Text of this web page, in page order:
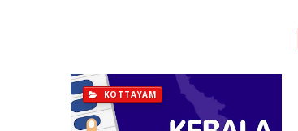
KOTTAYAM